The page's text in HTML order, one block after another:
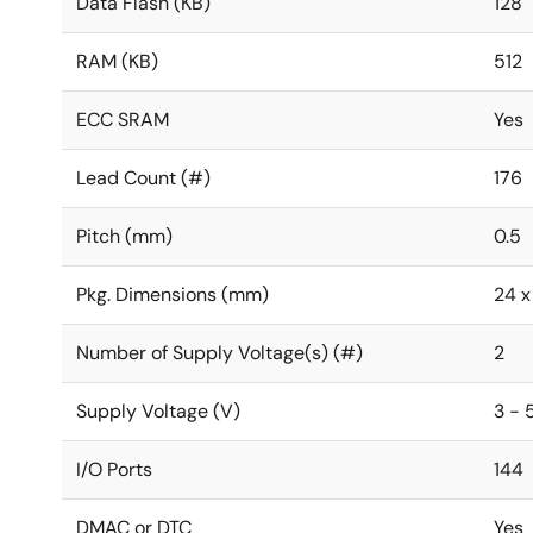
RAM (KB) 512
ECC SRAM Yes
Lead Count (#) 176
Pitch (mm) 0.5
Pkg. Dimensions (mm) 24 x
Number of Supply Voltage(s) (#) 2
Supply Voltage (V) 3 -
I/O Ports 144
DMAC or DTC Yes